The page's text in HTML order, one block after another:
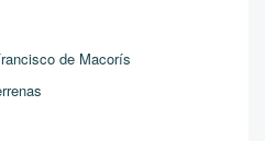
de Macorís